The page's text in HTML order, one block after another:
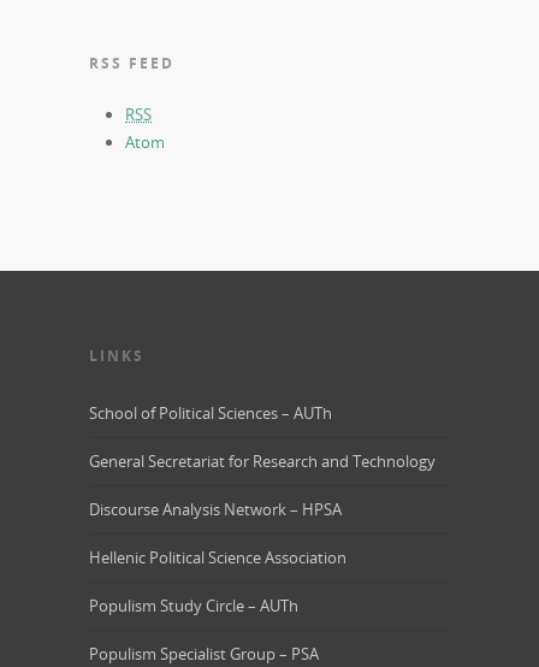
RSS FEED
RSS
Atom
LINKS
School of Political Sciences – AUTh
General Secretariat for Research and Technology
Discourse Analysis Network – HPSA
Hellenic Political Science Association
Populism Study Circle – AUTh
Populism Specialist Group – PSA